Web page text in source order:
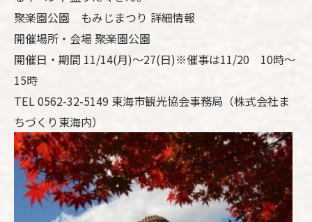
聚楽園公園 もみじまつり 詳細情報
開催場所・会場 聚楽園公園
開催日・期間 11/14(月)～27(日)※催事は11/20 10時～
15時
TEL 0562-32-5149 東海市観光協会事務局（株式会社ま
ちづくり東海内）